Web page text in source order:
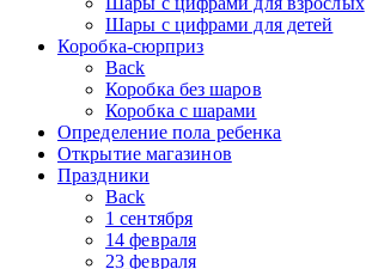
Шары с цифрами для детей
Коробка-сюрприз
Back
Коробка без шаров
Коробка с шарами
Определение пола ребенка
Открытие магазинов
Праздники
Back
1 сентября
14 февраля
23 февраля